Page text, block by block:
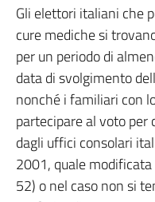
Gli elettori italiani che
cure mediche si
per un periodo di
data di svolgimento
nonché i familiari con
partecipare al voto per
dagli uffici consolari
2001, quale
52) o nel caso non si